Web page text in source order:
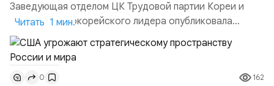
Заведующая отделом ЦК Трудовой партии Кореи и
сестра северокорейского лидера опубликовала
заявление для прессы в ответ на проведение Токио
совместных с флотом США запусков крылатых ракет
Томагавк.«Япония отбросила обманчивую видимость
„исключительно оборонительной страны“ и выносит
Читать 1 мин.
0 162